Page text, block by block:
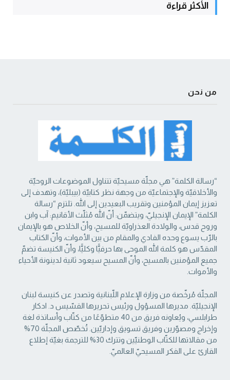
الأكثر قراءة
من نحن
“رسالة الكلمة” هي مجلّة مسيحيّة تتناول الموضوعات الروحيّة
والأخلاقيّة والإجتماعيّة من ‏وجهة نظر كتابيّة (بيبليّة)، وتهدف إلى
تعزيز إيمان المؤمنين وتقريب البعيدين إلى الله. تلتزم “رسالة
‏الكلمة” الإيمان الإنجيليّ، ويتضمّن: أنّ الله مُثلّث الأقانيم: آب وابن
وروح قدس، والولادة العذراويّة ‏للمسيح، وأنّ الخلاص هو بالإيمان
بالرّب يسوع وحده الفادي والمقام من بين الأموات، وأنّ الكتاب
‏المقدّس هو كلمة الله الموحى بها حرفيًّا وكليًّا، وأنّ الكنيسة تضمّ
جميع المؤمنين بالمسيح، وأنّ المسيح ‏سيعود ثانية لدينونة الأحياء
والأموات. ‏
المجلّة مُرخّصة من وزارة الإعلام اللّبنانية وتصدر عن كنيسة لبنان
الإنجيليّة. مديرها المسؤول ‏ورئيس تحريرها القسّيس د. ادكار
طرابلسي، ويُعاونه فريق من 40 متطوّعًا من كتّاب وأساتذة لغة
‏وإخراج ومصوّرين وفريق تسويق وإداريّين. تُخصّص المجلّة 70%
من مقالاتها للكتّاب الوطنيّين ‏وتترك 30% للترجمة بغيّة إطلاع
القارئ على الفكر المسيحيّ العالميّ.‏